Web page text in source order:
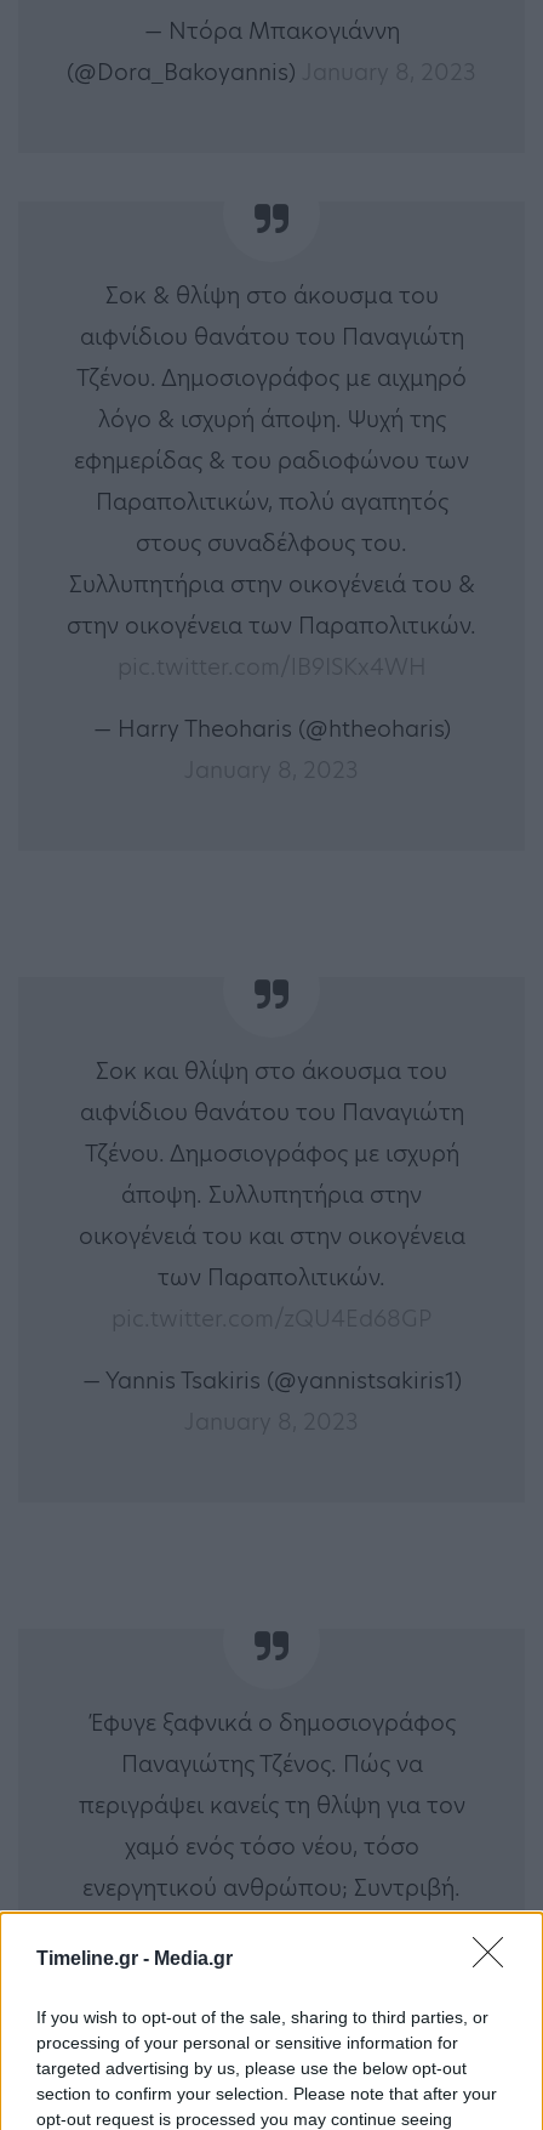
Timeline.gr - Media.gr
If you wish to opt-out of the sale, sharing to third parties, or
processing of your personal or sensitive information for
targeted advertising by us, please use the below opt-out
section to confirm your selection. Please note that after your
opt-out request is processed you may continue seeing
— Ντόρα Μπακογιάννη
(@Dora_Bakoyannis)
Σοκ & θλίψη στο άκουσμα του
αιφνίδιου θανάτου του Παναγιώτη
Τζένου. Δημοσιογράφος με αιχμηρό
λόγο & ισχυρή άποψη. Ψυχή της
εφημερίδας & του ραδιοφώνου των
Παραπολιτικών, πολύ αγαπητός
στους συναδέλφους του.
Συλλυπητήρια στην οικογένειά του &
στην οικογένεια των Παραπολιτικών.
— Harry Theoharis (@htheoharis)
Σοκ και θλίψη στο άκουσμα του
αιφνίδιου θανάτου του Παναγιώτη
Τζένου. Δημοσιογράφος με ισχυρή
άποψη. Συλλυπητήρια στην
οικογένειά του και στην οικογένεια
των Παραπολιτικών.
— Yannis Tsakiris (@yannistsakiris1)
Έφυγε ξαφνικά ο δημοσιογράφος
Παναγιώτης Τζένος. Πώς να
περιγράψει κανείς τη θλίψη για τον
χαμό ενός τόσο νέου, τόσο
ενεργητικού ανθρώπου; Συντριβή.
Κουράγιο στην οικογένειά του! Καλό
— Andreas Loverdos (@a_loverdos)
January 8, 2023